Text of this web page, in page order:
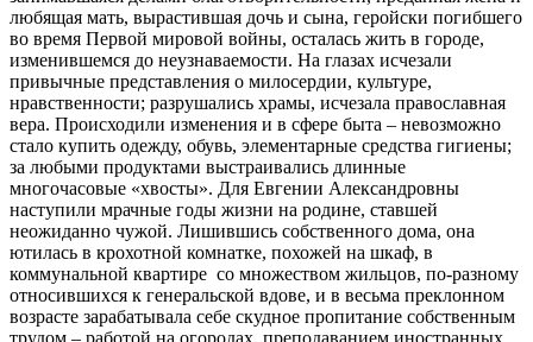
любящая мать, вырастившая дочь и сына, геройски погибшего
во время Первой мировой войны, осталась жить в городе,
изменившемся до неузнаваемости. На глазах исчезали
привычные представления о милосердии, культуре,
нравственности; разрушались храмы, исчезала православная
вера. Происходили изменения и в сфере быта – невозможно
стало купить одежду, обувь, элементарные средства гигиены;
за любыми продуктами выстраивались длинные
многочасовые «хвосты». Для Евгении Александровны
наступили мрачные годы жизни на родине, ставшей
неожиданно чужой. Лишившись собственного дома, она
ютилась в крохотной комнатке, похожей на шкаф, в
коммунальной квартире со множеством жильцов, по-разному
относившихся к генеральской вдове, и в весьма преклонном
возрасте зарабатывала себе скудное пропитание собственным
трудом – работой на огородах, преподаванием иностранных